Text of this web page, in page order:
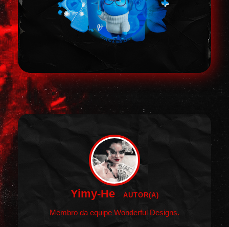
Yimy-He AUTOR(A)
Membro da equipe Wonderful Designs.